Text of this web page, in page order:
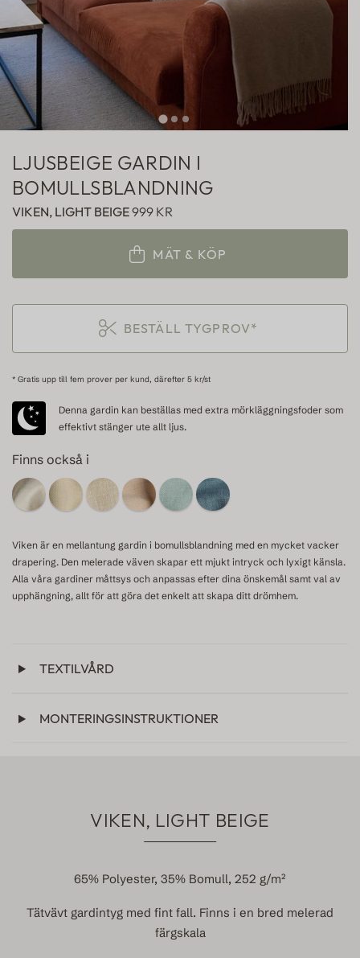
LJUSBEIGE GARDIN I
BOMULLSBLANDNING
VIKEN, LIGHT BEIGE999 KR
MÄT & KÖP
BESTÄLL TYGPROV*
* Gratis upp till fem prover per kund, därefter 5 kr/st
Denna gardin kan beställas med extra mörkläggningsfoder som
effektivt stänger ute allt ljus.
Finns också i
Viken är en mellantung gardin i bomullsblandning med en mycket vacker
drapering. Den melerade väven skapar ett mjukt intryck och lyxigt känsla.
Alla våra gardiner måttsys och anpassas efter dina önskemål samt val av
upphängning, allt för att göra det enkelt att skapa ditt drömhem.
TEXTILVÅRD
MONTERINGSINSTRUKTIONER
VIKEN, LIGHT BEIGE
65% Polyester, 35% Bomull, 252 g/m²
Tätvävt gardintyg med fint fall. Finns i en bred melerad
färgskala